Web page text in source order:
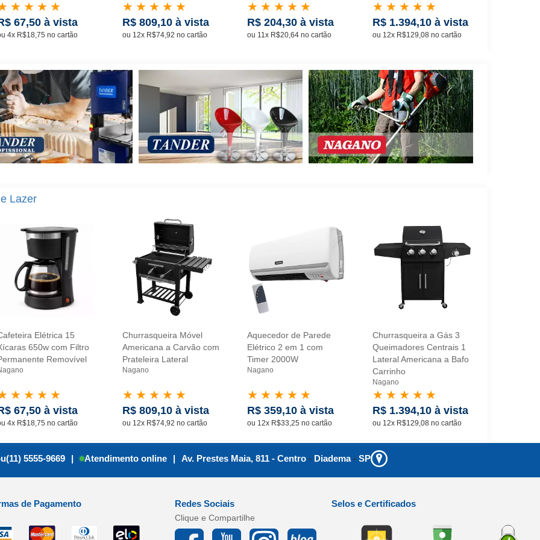
★ ★ ★ ★
67,50 à vista
4x R$18,75 no cartão
★ ★ ★ ★ ★
R$ 809,10 à vista
ou 12x R$74,92 no cartão
★ ★ ★ ★ ★
R$ 204,30 à vista
ou 11x R$20,64 no cartão
★ ★ ★ ★ ★
R$ 1.394,10 à vista
ou 12x R$129,08 no cartão
Lazer
Elétrica 15
650w com Filtro
Removível
★ ★ ★ ★
67,50 à vista
4x R$18,75 no cartão
Churrasqueira Móvel
Americana a Carvão com
Prateleira Lateral
Nagano
★ ★ ★ ★ ★
R$ 809,10 à vista
ou 12x R$74,92 no cartão
Aquecedor de Parede
Elétrico 2 em 1 com
Timer 2000W
Nagano
★ ★ ★ ★ ★
R$ 359,10 à vista
ou 12x R$33,25 no cartão
Churrasqueira a Gás 3
Queimadores Centrais 1
Lateral Americana a Bafo
Carrinho
Nagano
★ ★ ★ ★ ★
R$ 1.394,10 à vista
ou 12x R$129,08 no cartão
(11) 5555-9669 | Atendimento online | Av. Prestes Maia, 811 - Centro- Diadema- SP
de Pagamento Redes Sociais
Clique e Compartilhe
Selos e Certificados